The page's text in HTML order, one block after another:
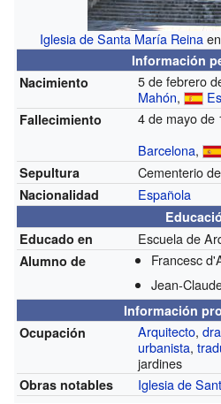
Iglesia de Santa María Reina
Información
Nacimiento
5 de febrero
Mahón,
Fallecimiento
4 de mayo de
Barcelona,
Sepultura Cementerio
Nacionalidad Española
Educado en
Escuela de
Alumno de
Francesc
Jean-
Información
Ocupación
Arquitecto,
urbanista,
jardines
Obras notables Iglesia de